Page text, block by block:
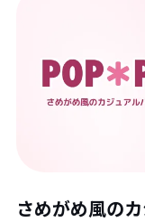
さめがめ風の